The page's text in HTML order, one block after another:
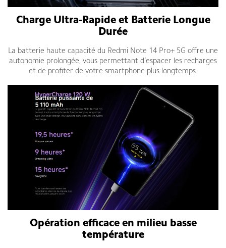
Charge Ultra-Rapide et Batterie Longue
Durée
La batterie haute capacité du Redmi Note 14 Pro+ 5G offre une
autonomie prolongée, vous permettant d’espacer les recharges
et de profiter de votre smartphone plus longtemps.
Opération efficace en milieu basse
température